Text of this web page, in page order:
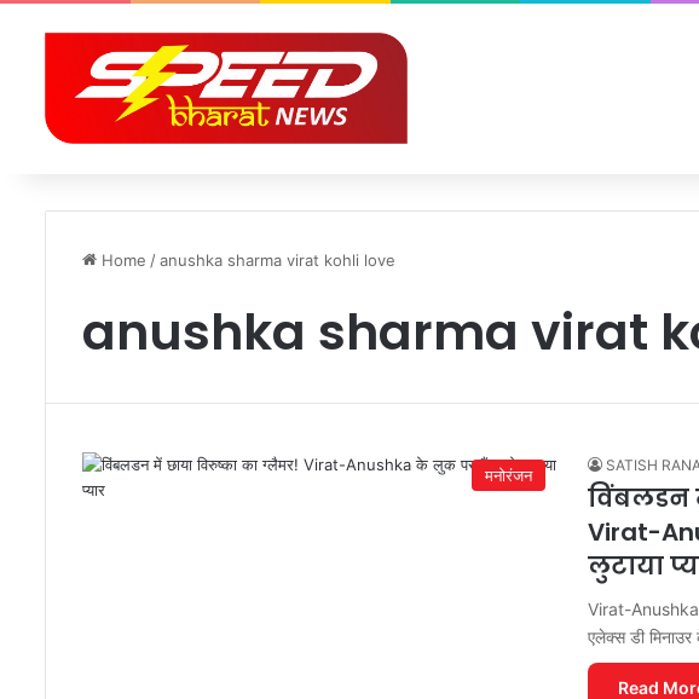
Home /anushka sharma virat kohli love
anushka sharma virat
मनोरंजन
SATISH
विंबलडन
Virat-
लुटाया
Virat-
एलेक्स डी
Read